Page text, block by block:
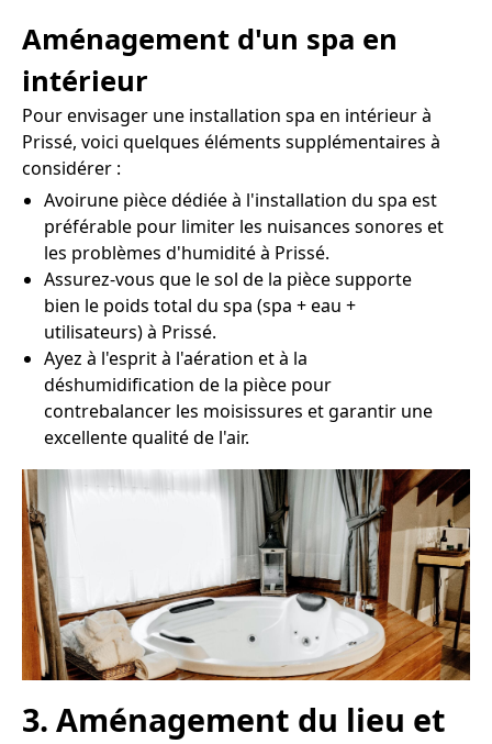
Aménagement d'un spa en
intérieur
Pour envisager une installation spa en intérieur à
Prissé, voici quelques éléments supplémentaires à
considérer :
Avoirune pièce dédiée à l'installation du spa est
préférable pour limiter les nuisances sonores et
les problèmes d'humidité à Prissé.
Assurez-vous que le sol de la pièce supporte
bien le poids total du spa (spa + eau +
utilisateurs) à Prissé.
Ayez à l'esprit à l'aération et à la
déshumidification de la pièce pour
contrebalancer les moisissures et garantir une
excellente qualité de l'air.
3. Aménagement du lieu et